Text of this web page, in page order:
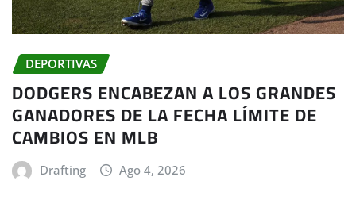
DEPORTIVAS
DODGERS ENCABEZAN A LOS GRANDES
GANADORES DE LA FECHA LÍMITE DE
CAMBIOS EN MLB
Drafting Ago 4, 2026